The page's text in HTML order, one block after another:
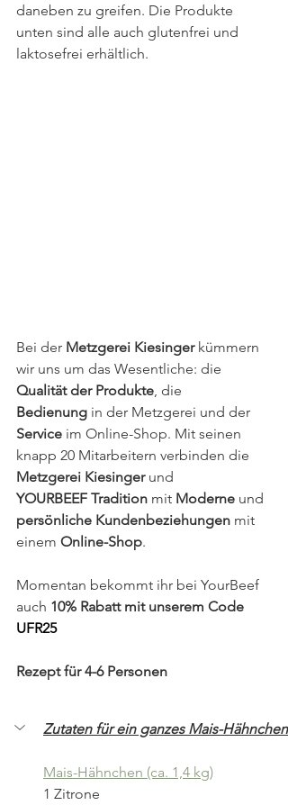
daneben zu greifen. Die Produkte
unten sind alle auch glutenfrei und
laktosefrei erhältlich.
Bei der Metzgerei Kiesinger kümmern
wir uns um das Wesentliche: die
Qualität der Produkte, die
Bedienung in der Metzgerei und der
Service im Online-Shop. Mit seinen
knapp 20 Mitarbeitern verbinden die
Metzgerei Kiesinger und
YOURBEEF Tradition mit Moderne und
persönliche Kundenbeziehungen mit
einem Online-Shop.
Momentan bekommt ihr bei YourBeef
auch 10% Rabatt mit unserem Code
UFR25
Rezept für 4-6 Personen
Zutaten für ein ganzes Mais-Hähnchen
Mais-Hähnchen (ca. 1,4 kg)
1 Zitrone